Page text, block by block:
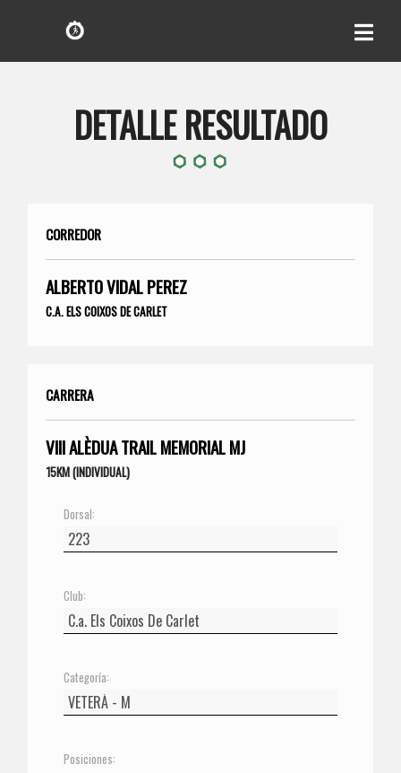
DETALLE RESULTADO
CORREDOR
ALBERTO VIDAL PEREZ
C.A. ELS COIXOS DE CARLET
CARRERA
VIII ALÈDUA TRAIL MEMORIAL MJ
15KM (INDIVIDUAL)
Dorsal:
Club:
Categoría:
Posiciones: